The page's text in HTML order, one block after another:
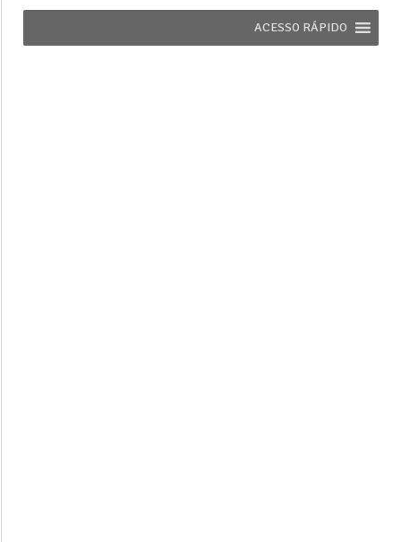
ACESSO RÁPIDO